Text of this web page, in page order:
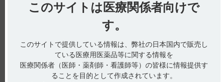
No : 2921
【ケイツーカプセル】 承認条件（使用成績調査
やRMPなど）はありますか？
電子添文には、承認条件（使用成績調査やRMPなど）は設定さ
れていません。（引用1）
このサイトは 医療関係者向けで
す。
このサイトで提供している情報は、弊社の日本国内で販売し
ている医療用医薬品等に関する情報を
医療関係者（医師・薬剤師・看護師等）の皆様に情報提供す
ることを目的として作成されています。